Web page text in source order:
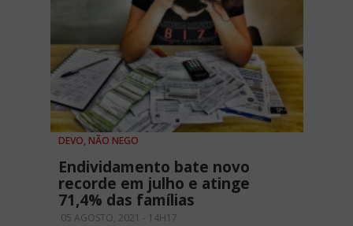
DEVO, NÃO NEGO
Endividamento bate novo
recorde em julho e atinge
71,4% das famílias
05 AGOSTO, 2021 - 14H17